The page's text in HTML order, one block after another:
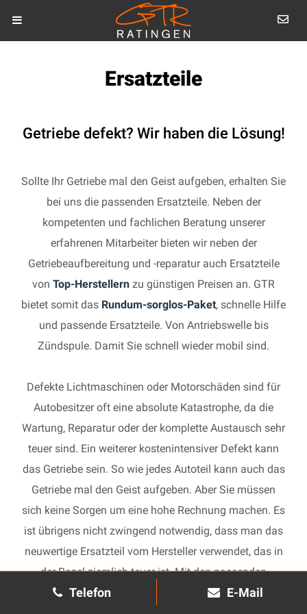
Telefon E-Mail
Ersatzteile
Getriebe defekt? Wir haben die Lösung!
Sollte Ihr Getriebe mal den Geist aufgeben, erhalten Sie
bei uns die passenden Ersatzteile. Neben der
kompetenten und fachlichen Beratung unserer
erfahrenen Mitarbeiter bieten wir neben der
Getriebeaufbereitung und -reparatur auch Ersatzteile
von Top-Herstellern zu günstigen Preisen an. GTR
bietet somit das Rundum-sorglos-Paket, schnelle Hilfe
und passende Ersatzteile. Von Antriebswelle bis
Zündspule. Damit Sie schnell wieder mobil sind.
Defekte Lichtmaschinen oder Motorschäden sind für
Autobesitzer oft eine absolute Katastrophe, da die
Wartung, Reparatur oder der komplette Austausch sehr
teuer sind. Ein weiterer kostenintensiver Defekt kann
das Getriebe sein. So wie jedes Autoteil kann auch das
Getriebe mal den Geist aufgeben. Aber Sie müssen
sich keine Sorgen um eine hohe Rechnung machen. Es
ist übrigens nicht zwingend notwendig, dass man das
neuwertige Ersatzteil vom Hersteller verwendet, das in
der Regel ziemlich teuer ist. Mit den passenden
Ersatzteilen kann jedes gebrauchte Getriebe schnell